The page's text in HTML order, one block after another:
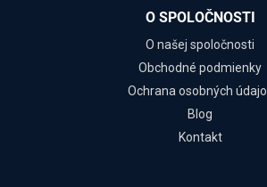
O SPOLOČNOSTI
O našej spoločnosti
Obchodné podmienky
Ochrana osobných
Blog
Kontakt